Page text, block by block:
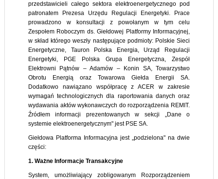
przedstawicieli całego sektora elektroenergetycznego pod
patronatem Prezesa Urzędu Regulacji Energetyki. Prace
prowadzono w konsultacji z powołanym w tym celu
Zespołem Roboczym ds. Giełdowej Platformy Informacyjnej,
w skład którego weszły następujące podmioty: Polskie Sieci
Energetyczne, Tauron Polska Energia, Urząd Regulacji
Energetyki, PGE Polska Grupa Energetyczna, Zespół
Elektrowni Pątnów – Adamów – Konin SA, Towarzystwo
Obrotu Energią oraz Towarowa Giełda Energii SA.
Dodatkowo nawiązano współpracę z ACER w zakresie
wymagań technologicznych dla raportowania danych oraz
wydawania aktów wykonawczych do rozporządzenia REMIT.
Źródłem informacji prezentowanych w sekcji „Dane o
systemie elektroenergetycznym" jest PSE SA.
Giełdowa Platforma Informacyjna jest „podzielona" na dwie
części:
1. Ważne Informacje Transakcyjne
System, umożliwiający zobligowanym Rozporządzeniem